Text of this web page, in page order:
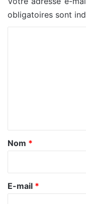
obligatoires sont
a
r
e
Nom *
E-mail *